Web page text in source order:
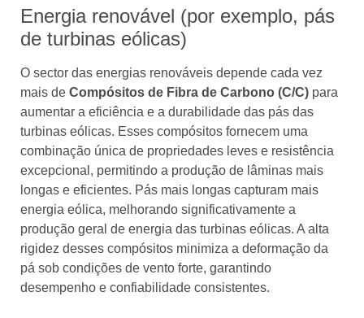
Energia renovável (por exemplo, pás
de turbinas eólicas)
O sector das energias renováveis ​​depende cada vez
mais de Compósitos de Fibra de Carbono (C/C) para
aumentar a eficiência e a durabilidade das pás das
turbinas eólicas. Esses compósitos fornecem uma
combinação única de propriedades leves e resistência
excepcional, permitindo a produção de lâminas mais
longas e eficientes. Pás mais longas capturam mais
energia eólica, melhorando significativamente a
produção geral de energia das turbinas eólicas. A alta
rigidez desses compósitos minimiza a deformação da
pá sob condições de vento forte, garantindo
desempenho e confiabilidade consistentes.